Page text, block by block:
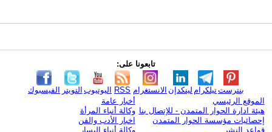
تابعونا على:
الفيسبوك التويتر اليوتيوب RSS الانستغرام لينكدإن تيلكرامبنترست
الموقع الرئيسي
هيئة ادارة الحوار المتمدن - للإتصال بنا
إحصائيات مؤسسة الحوار المتمدن
قواعد النشر
أخبار عامة
وكالة أنباء المرأة
اخبار الأدب والفن
وكالة أنباء اليسار